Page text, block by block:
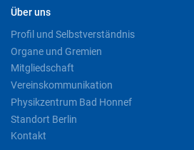
Über uns
Profil und Selbstverständnis
Organe und Gremien
Mitgliedschaft
Vereinskommunikation
Physikzentrum Bad Honnef
Standort Berlin
Kontakt